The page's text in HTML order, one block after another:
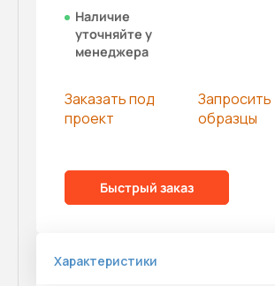
Наличие
уточняйте у
менеджера
Заказать под
проект
Запросить
образцы
Быстрый заказ
Характеристики